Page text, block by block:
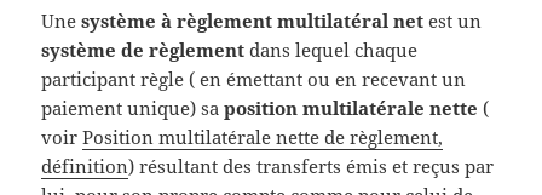
Unesystème à règlement multilatéral net est un
système de règlement dans lequel chaque
participant règle ( en émettant ou en recevant un
paiement unique) saposition multilatérale nette (
voirPosition multilatérale nette de règlement,
définition) résultant des transferts émis et reçus par